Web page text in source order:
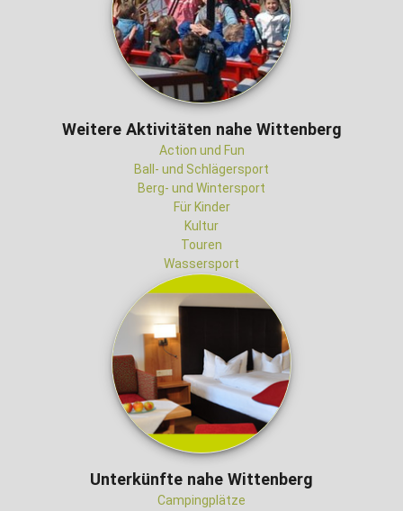
Weitere Aktivitäten nahe Wittenberg
Action und Fun
Ball- und Schlägersport
Berg- und Wintersport
Für Kinder
Kultur
Touren
Wassersport
Unterkünfte nahe Wittenberg
Campingplätze